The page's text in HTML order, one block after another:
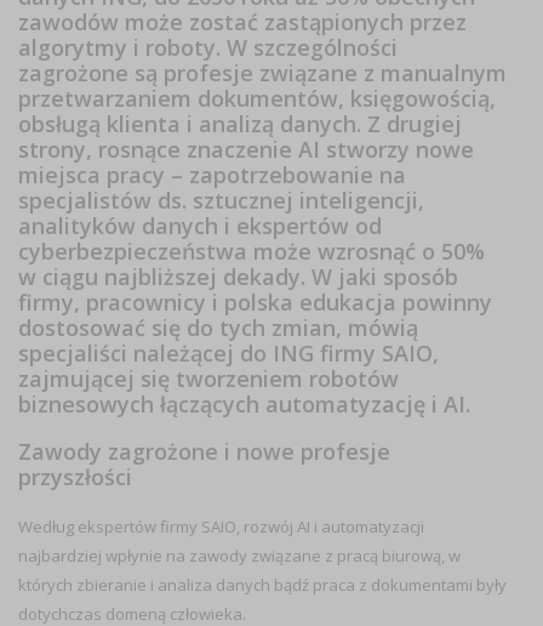
zawodów może zostać zastąpionych przez
algorytmy i roboty. W szczególności
zagrożone są profesje związane z manualnym
przetwarzaniem dokumentów, księgowością,
obsługą klienta i analizą danych. Z drugiej
strony, rosnące znaczenie AI stworzy nowe
miejsca pracy – zapotrzebowanie na
specjalistów ds. sztucznej inteligencji,
analityków danych i ekspertów od
cyberbezpieczeństwa może wzrosnąć o 50%
w ciągu najbliższej dekady. W jaki sposób
firmy, pracownicy i polska edukacja powinny
dostosować się do tych zmian, mówią
specjaliści należącej do ING firmy SAIO,
zajmującej się tworzeniem robotów
biznesowych łączących automatyzację i AI.
Zawody zagrożone i nowe profesje
przyszłości
Według ekspertów firmy SAIO, rozwój AI i automatyzacji
najbardziej wpłynie na zawody związane z pracą biurową, w
których zbieranie i analiza danych bądź praca z dokumentami były
dotychczas domeną człowieka.